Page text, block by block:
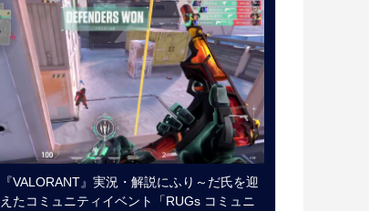
『VALORANT』実況・解説にふり～だ氏を迎
えたコミュニティイベント「RUGs コミュニ